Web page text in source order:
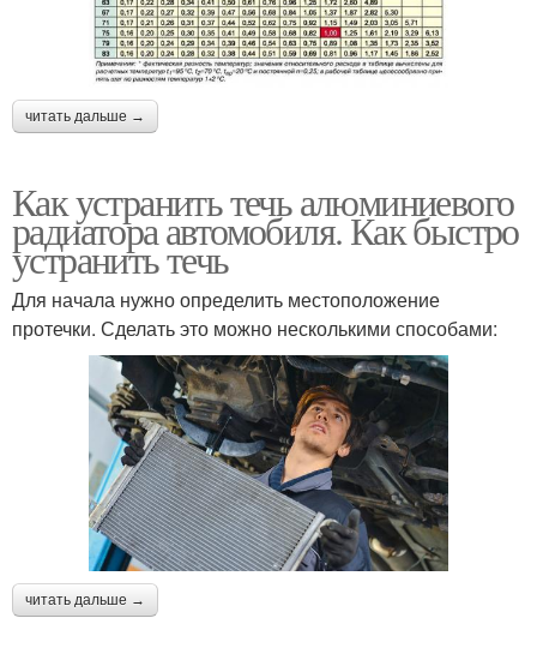
читать дальше →
Как устранить течь алюминиевого
радиатора автомобиля. Как быстро
устранить течь
Для начала нужно определить местоположение
протечки. Сделать это можно несколькими способами:
читать дальше →